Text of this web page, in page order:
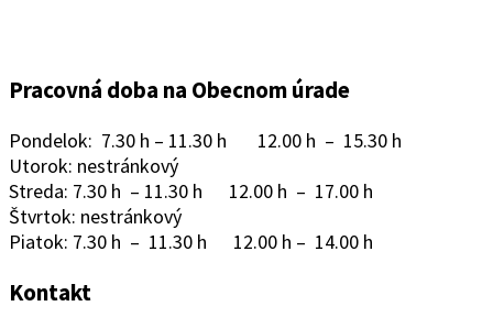
Pracovná doba na Obecnom úrade
Pondelok: 7.30 h – 11.30 h 12.00 h – 15.30 h
Utorok: nestránkový
Streda: 7.30 h – 11.30 h 12.00 h – 17.00 h
Štvrtok: nestránkový
Piatok: 7.30 h – 11.30 h 12.00 h – 14.00 h
Kontakt